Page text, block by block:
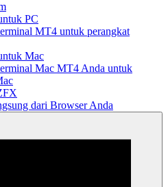
PC
MT4 untuk perangkat
Mac
Mac MT4 Anda untuk
dari Browser Anda